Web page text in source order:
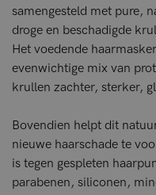
samengesteld met pure,
droge en beschadigde
Het voedende
evenwichtige mix van
krullen zachter, sterker,
Bovendien helpt dit
nieuwe haarschade te
is tegen gespleten
parabenen, siliconen,